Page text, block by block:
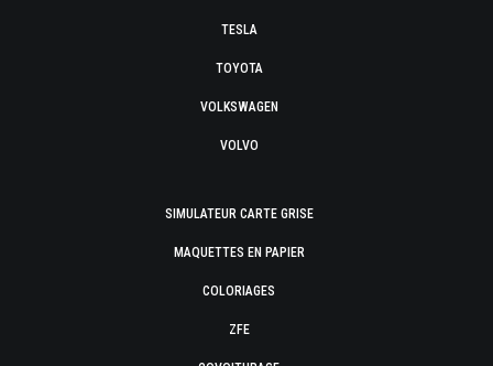
TESLA
TOYOTA
VOLKSWAGEN
VOLVO
SIMULATEUR CARTE GRISE
MAQUETTES EN PAPIER
COLORIAGES
ZFE